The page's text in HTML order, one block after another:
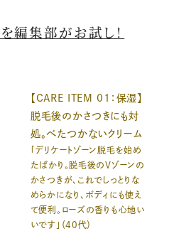
編集部がお試し！
【CARE ITEM 01：保湿】
脱毛後のかさつきにも対
処。べたつかないクリーム
「デリケートゾーン脱毛を始め
たばかり。脱毛後のVゾーンの
かさつきが、これでしっとりな
めらかになり、ボディにも使え
て便利。ローズの香りも心地い
いです」（40代）